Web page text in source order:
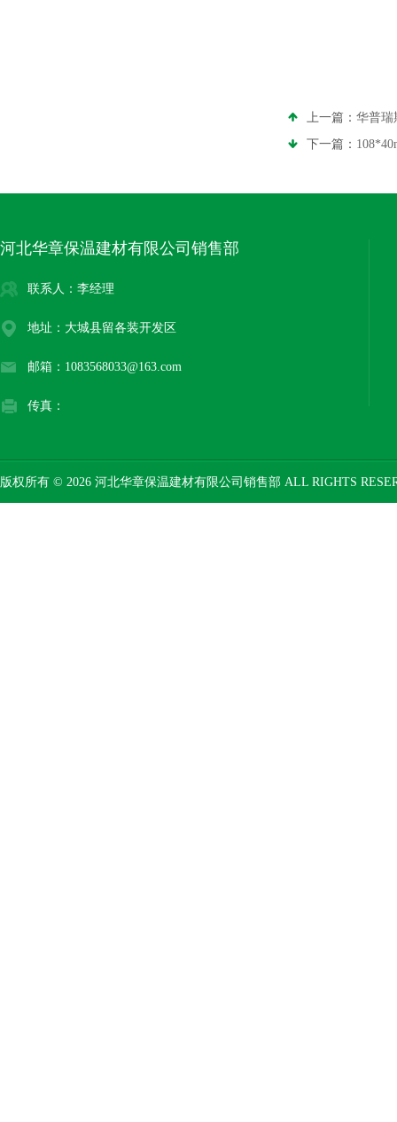
上一篇： 华普瑞
下一篇：
河北华章保温建材有限公司销售部
联系人：李经理
地址：大城县留各装开发区
邮箱：1083568033@163.com
传真：
版权所有 © 2026 河北华章保温建材有限公司销售部 ALL RIGHTS